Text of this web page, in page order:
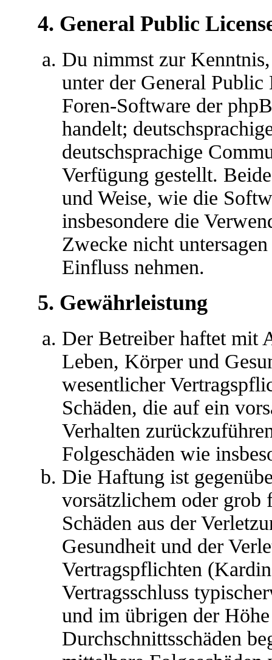
4. General Public
Du nimmst zur
unter der General
Foren-Software der
handelt;
deutschsprachige
Verfügung gestellt.
und Weise, wie die
insbesondere die
Zwecke nicht
Einfluss nehmen.
5. Gewährleistung
Der Betreiber haftet mit
Leben, Körper und
wesentlicher
Schäden, die auf ein
Verhalten
Folgeschäden wie
Die Haftung ist
vorsätzlichem oder grob
Schäden aus der
Gesundheit und der
Vertragspflichten
Vertragsschluss
und im übrigen der
Durchschnittsschäden